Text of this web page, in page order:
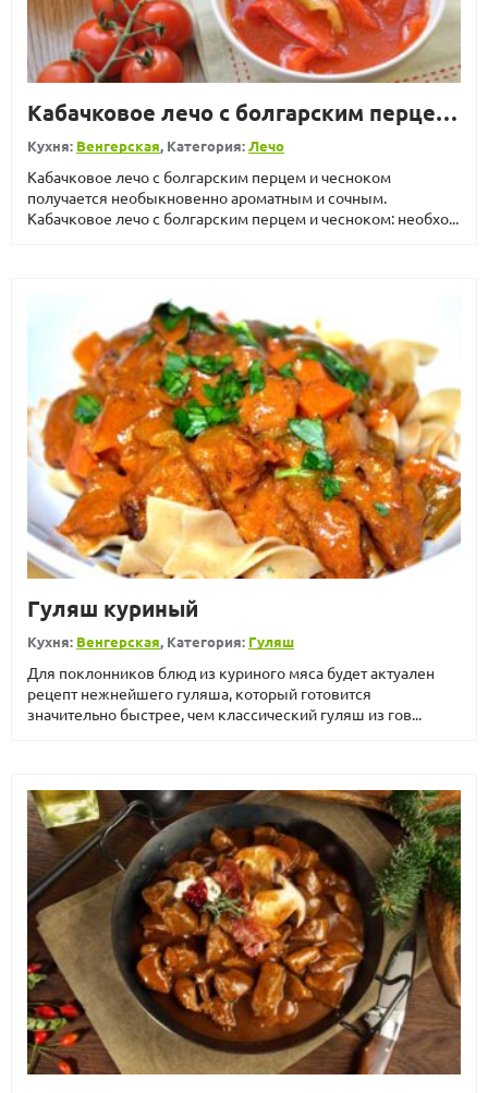
Кабачковое лечо с болгарским перцем и чесноком
Кухня: Венгерская, Категория:Лечо
Кабачковое лечо с болгарским перцем и чесноком
получается необыкновенно ароматным и сочным.
Кабачковое лечо с болгарским перцем и чесноком: необхо...
Гуляш куриный
Кухня: Венгерская, Категория: Гуляш
Для поклонников блюд из куриного мяса будет актуален
рецепт нежнейшего гуляша, который готовится
значительно быстрее, чем классический гуляш из гов...